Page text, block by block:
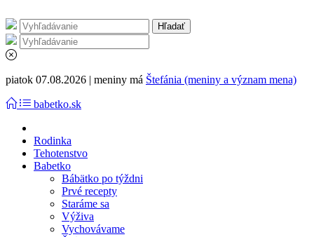
piatok 07.08.2026 | meniny má Štefánia (meniny a význam mena)
babetko.sk
Rodinka
Tehotenstvo
Babetko
Bábätko po týždni
Prvé recepty
Staráme sa
Výživa
Vychovávame